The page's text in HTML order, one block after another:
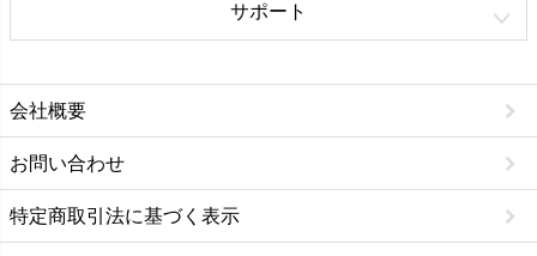
サポート
会社概要
お問い合わせ
特定商取引法に基づく表示